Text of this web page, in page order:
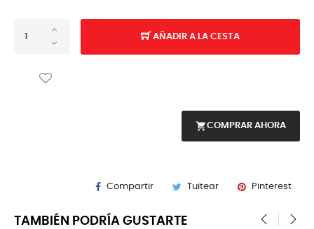
AÑADIR A LA CESTA
shopping_cartCOMPRAR AHORA
Compartir Tuitear Pinterest
TAMBIÉN PODRÍA GUSTARTE